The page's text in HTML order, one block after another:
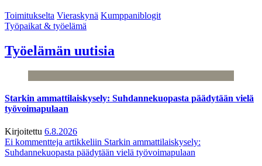
Toimitukselta Vieraskynä Kumppaniblogit
Työpaikat & työelämä
Työelämän uutisia
Starkin ammattilaiskysely: Suhdannekuopasta päädytään vielä
työvoimapulaan
Kirjoitettu 6.8.2026
Ei kommentteja artikkeliin Starkin ammattilaiskysely:
Suhdannekuopasta päädytään vielä työvoimapulaan